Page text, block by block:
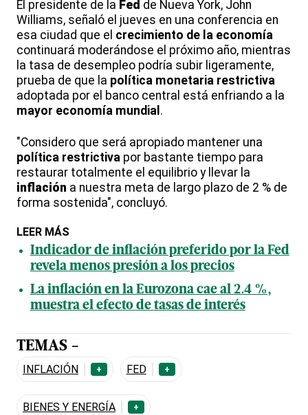
El presidente de la Fed de Nueva York, John
Williams, señaló el jueves en una conferencia en
esa ciudad que el crecimiento de la economía
continuará moderándose el próximo año, mientras
la tasa de desempleo podría subir ligeramente,
prueba de que la política monetaria restrictiva
adoptada por el banco central está enfriando a la
mayor economía mundial .
"Considero que será apropiado mantener una
política restrictiva por bastante tiempo para
restaurar totalmente el equilibrio y llevar la
inflación a nuestra meta de largo plazo de 2 % de
forma sostenida", concluyó.
LEER MÁS
Indicador de inflación preferido por la Fed
revela menos presión a los precios
La inflación en la Eurozona cae al 2.4 %,
muestra el efecto de tasas de interés
TEMAS -
INFLACIÓN + FED +
BIENES Y ENERGÍA +